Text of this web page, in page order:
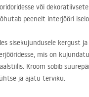
või
peenelt interjööri
sisekujundusele kergust
mis on
Kroom sobib
ja ajatu terviku.